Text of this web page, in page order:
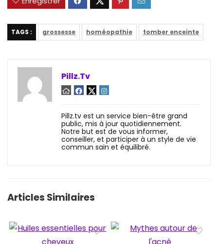
TAGS : grossesse homéopathie tomber enceinte
Pillz.Tv
Pillz.tv est un service bien-être grand
public, mis à jour quotidiennement.
Notre but est de vous informer,
conseiller, et participer à un style de vie
commun sain et équilibré.
Articles Similaires